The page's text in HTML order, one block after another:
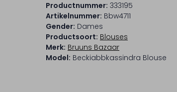
Productnummer: 333195
Artikelnummer: Bbw4711
Gender: Dames
Productsoort: Blouses
Merk: Bruuns Bazaar
Model: Beckiabbkassindra Blouse